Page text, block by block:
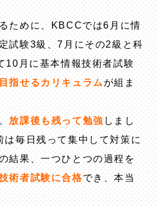
ために、KBCCでは6月に情
試験3級、7月にその2級と科
10月に基本情報技術者試験
指せるカリキュラム が組ま
放課後も残って勉強 しまし
は毎日残って集中して対策に
結果、一つひとつの過程を
術者試験に合格でき、本当